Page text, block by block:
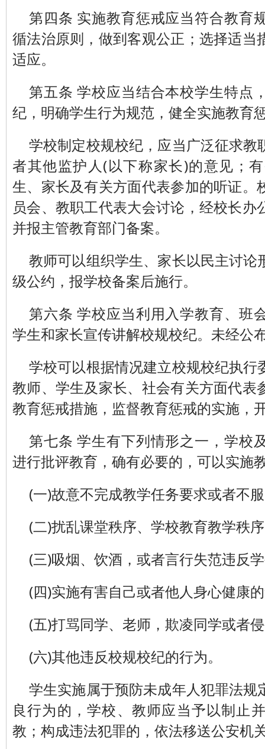
第四条 实施教育惩戒应当符合教育
循法治原则，做到客观公正；选择适当
适应。
第五条 学校应当结合本校学生特点
纪，明确学生行为规范，健全实施教育
学校制定校规校纪，应当广泛征求教
者其他监护人(以下称家长)的意见；
生、家长及有关方面代表参加的听证。
员会、教职工代表大会讨论，经校长办
并报主管教育部门备案。
教师可以组织学生、家长以民主讨论
级公约，报学校备案后施行。
第六条 学校应当利用入学教育、班
学生和家长宣传讲解校规校纪。未经公
学校可以根据情况建立校规校纪执行
教师、学生及家长、社会有关方面代表
教育惩戒措施，监督教育惩戒的实施，
第七条 学生有下列情形之一，学校
进行批评教育，确有必要的，可以实施
(一)故意不完成教学任务要求或者不
(二)扰乱课堂秩序、学校教育教学秩
(三)吸烟、饮酒，或者言行失范违反
(四)实施有害自己或者他人身心健康
(五)打骂同学、老师，欺凌同学或者
(六)其他违反校规校纪的行为。
学生实施属于预防未成年人犯罪法规
良行为的，学校、教师应当予以制止
教；构成违法犯罪的，依法移送公安机